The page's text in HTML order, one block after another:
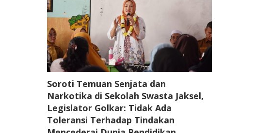
Soroti Temuan Senjata dan
Narkotika di Sekolah Swasta Jaksel,
Legislator Golkar: Tidak Ada
Toleransi Terhadap Tindakan